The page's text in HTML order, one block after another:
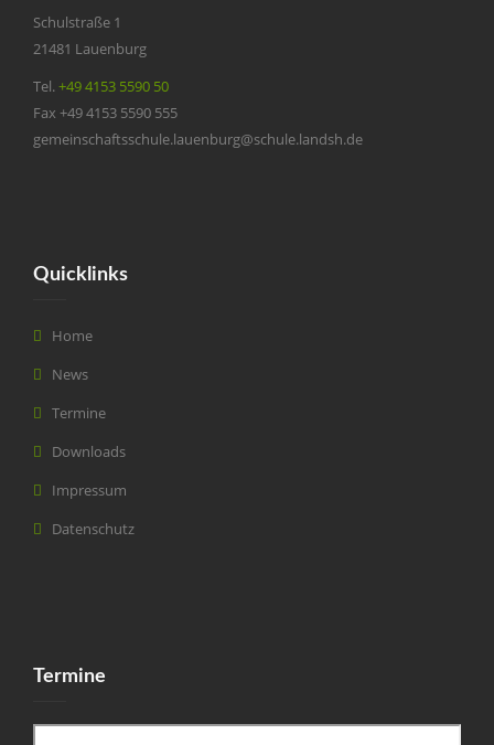
Schulstraße 1
21481 Lauenburg
Tel.+49 4153 5590 50
Fax +49 4153 5590 555
gemeinschaftsschule.lauenburg@schule.landsh.de
Quicklinks
Home
News
Termine
Downloads
Impressum
Datenschutz
Termine